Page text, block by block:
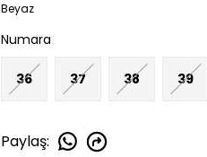
Beyaz
Numara
36 37 38 39
Paylaş: